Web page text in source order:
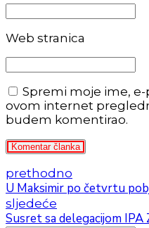
Web stranica
Spremi moje ime,
ovom internet
budem komentirao.
Komentar članka
prethodno
U Maksimir po četvrtu
sljedeće
Susret sa delegacijom IPA